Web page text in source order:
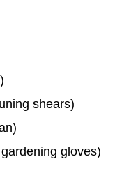
shears)
gloves)